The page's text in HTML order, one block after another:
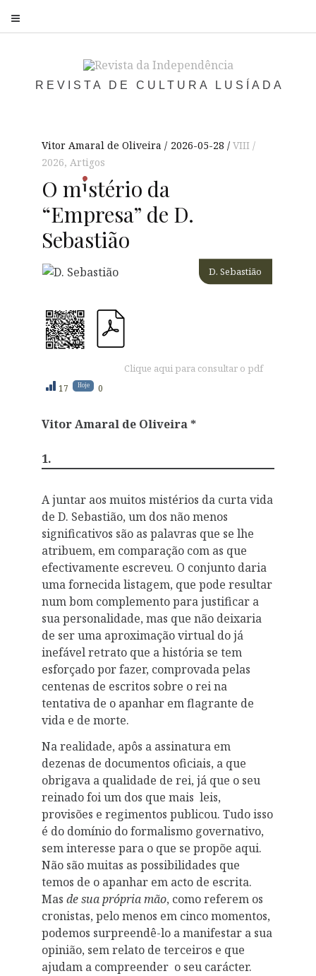
REVISTA DE CULTURA LUSÍADA
Vitor Amaral de Oliveira 2026-05-28
VIII /
2026,Artigos
Omistério da
“Empresa” de D.
Sebastião
D. Sebastião
Clique aqui para consultar o pdf
17 Hoje 0
Vitor Amaral de Oliveira *
1.
A juntar aos muitos mistérios da curta vida
de D. Sebastião, um dos não menos
significativos são as palavras que se lhe
atribuem, em comparação com as que
efectivamente escreveu. O conjunto daria
uma fornecida listagem, que pode resultar
num bom complemento para justificar a
sua personalidade, mas que não deixaria
de ser uma aproximação virtual do já
inefável retrato que a história se tem
esforçado por fazer, comprovada pelas
centenas de escritos sobre o rei na
tentativa de o apanhar em flagrante de
vida e de morte.
Na realidade, apôs a assinatura em
dezenas de documentos oficiais, a que
obrigava a qualidade de rei, já que o seu
reinado foi um dos que mais leis,
provisões e regimentos publicou. Tudo isso
é do domínio do formalismo governativo,
sem interesse para o que se propõe aqui.
Não são muitas as possibilidades que
temos de o apanhar em acto de escrita.
Masde sua própria mão, como referem os
cronistas, pelo menos em cinco momentos,
podemos surpreendê-lo a manifestar a sua
opinião, sem relato de terceiros e que
ajudam a compreender o seu carácter.